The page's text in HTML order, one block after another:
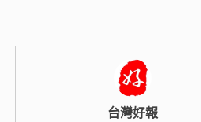
台灣好報